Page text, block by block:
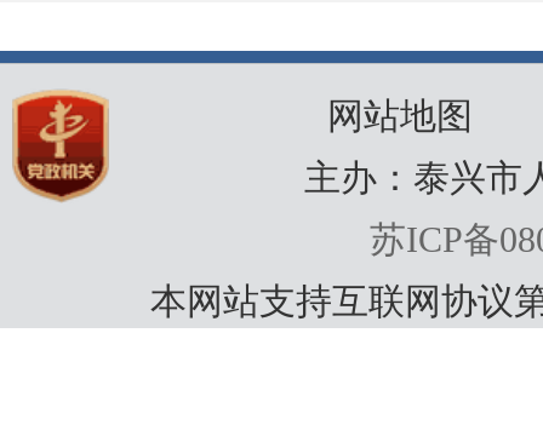
网站地图
主办：泰兴市
苏ICP备
本网站支持互联网协